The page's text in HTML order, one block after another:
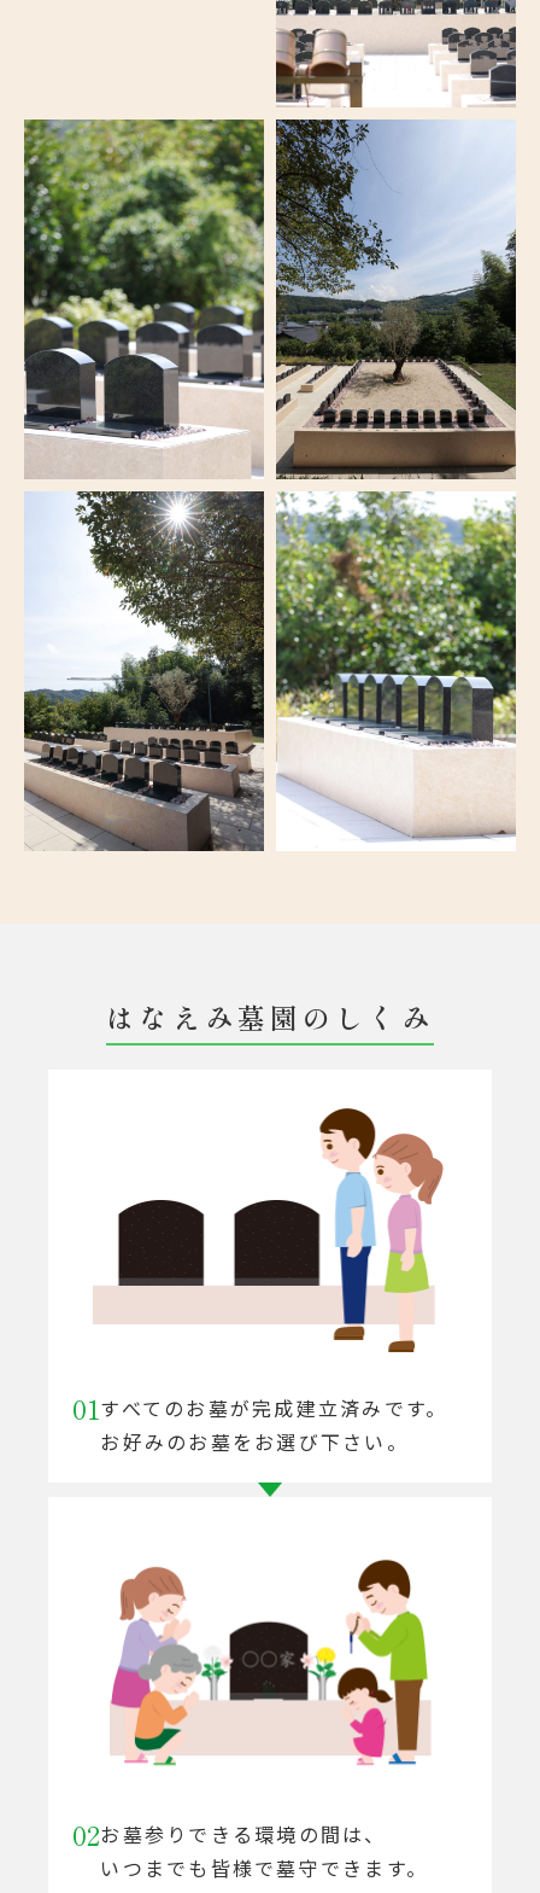
はなえみ墓園のしくみ
01すべてのお墓が完成建立済みです。
お好みのお墓をお選び下さい。
02お墓参りできる環境の間は、
いつまでも皆様で墓守できます。